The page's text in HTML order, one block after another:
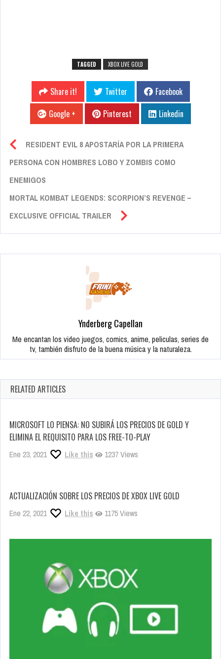
TAGGED XBOX LIVE GOLD
Share it! Twitter
Facebook
Google +
Pinterest Linkedin
RESIDENT EVIL 8 APOSTARÍA POR LA PRIMERA
PERSONA CON HOMBRES LOBO Y ZOMBIS COMO
ENEMIGOS
MORTAL KOMBAT LEGENDS: SCORPION’S REVENGE –
EXCLUSIVE OFFICIAL TRAILER
Ynderberg Capellan
Me encantan los video juegos, comics, anime, peliculas, series de
tv, también disfruto de la buena música y la naturaleza.
RELATED ARTICLES
MICROSOFT LO PIENSA: NO SUBIRÁ LOS PRECIOS DE GOLD Y
ELIMINA EL REQUISITO PARA LOS FREE-TO-PLAY
Ene 23, 2021 Like this 1237 Views
ACTUALIZACIÓN SOBRE LOS PRECIOS DE XBOX LIVE GOLD
Ene 22, 2021 Like this 1175 Views